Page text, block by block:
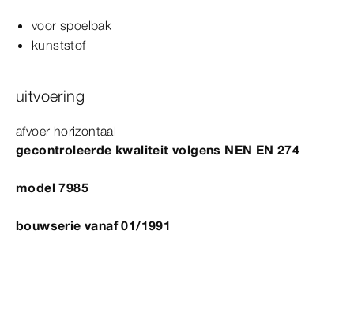
voor spoelbak
kunststof
uitvoering
afvoer horizontaal
gecontroleerde kwaliteit volgens NEN EN 274
model 7985
bouwserie vanaf 01/1991